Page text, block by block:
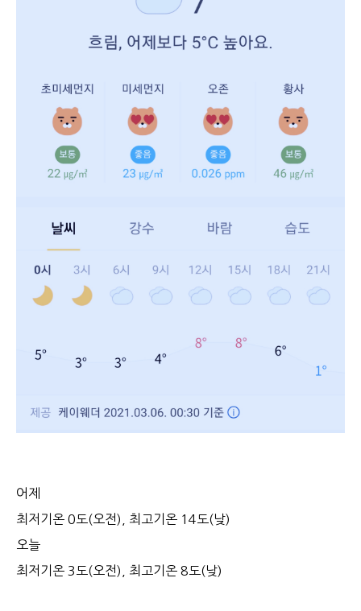
어제
최저기온 0도(오전), 최고기온 14도(낮)
오늘
최저기온 3도(오전), 최고기온 8도(낮)